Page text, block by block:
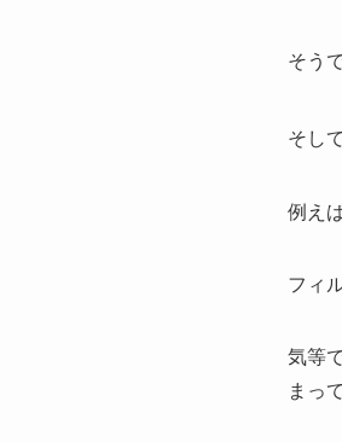
そう
そして
例え
フィ
気等
まっ